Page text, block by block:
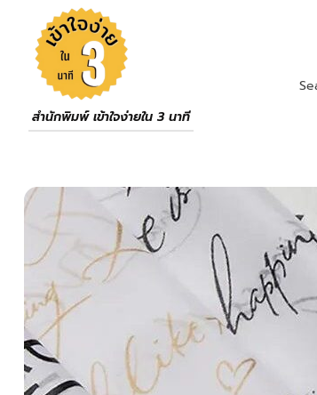
สำนักพิมพ์ เข้าใจง่ายใน 3 นาที